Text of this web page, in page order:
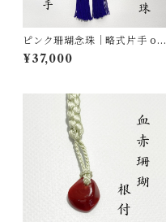
ピンク珊瑚念珠｜略式片手 ot-
013
¥37,000